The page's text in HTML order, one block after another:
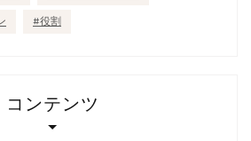
役割
コンテンツ